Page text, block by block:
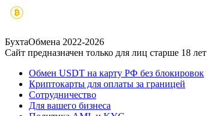
БухтаОбмена 2022-2026
Сайт предназначен только для лиц старше 18 лет
Обмен USDT на карту РФ без блокировок
Криптокарты для оплаты за границей
Сотрудничество
Для вашего бизнеса